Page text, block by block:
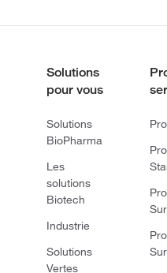
Solutions
pour vous
Solutions
BioPharma
Les
solutions
Biotech
Industrie
Solutions
Vertes